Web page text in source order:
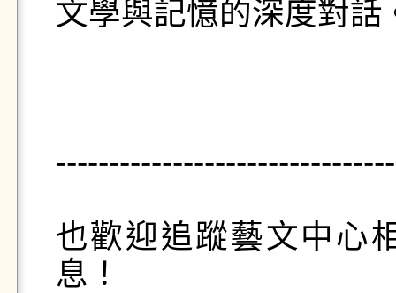
文學與記憶的深度對話
也歡迎追蹤藝文中心
息！